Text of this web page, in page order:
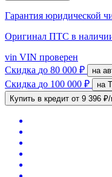
Гарантия юридической
Оригинал ПТС в
vin VIN проверен
Скидка до 80 000 ₽ на
Скидка до 100 000 ₽
Купить в кредит от 9 396 ₽/